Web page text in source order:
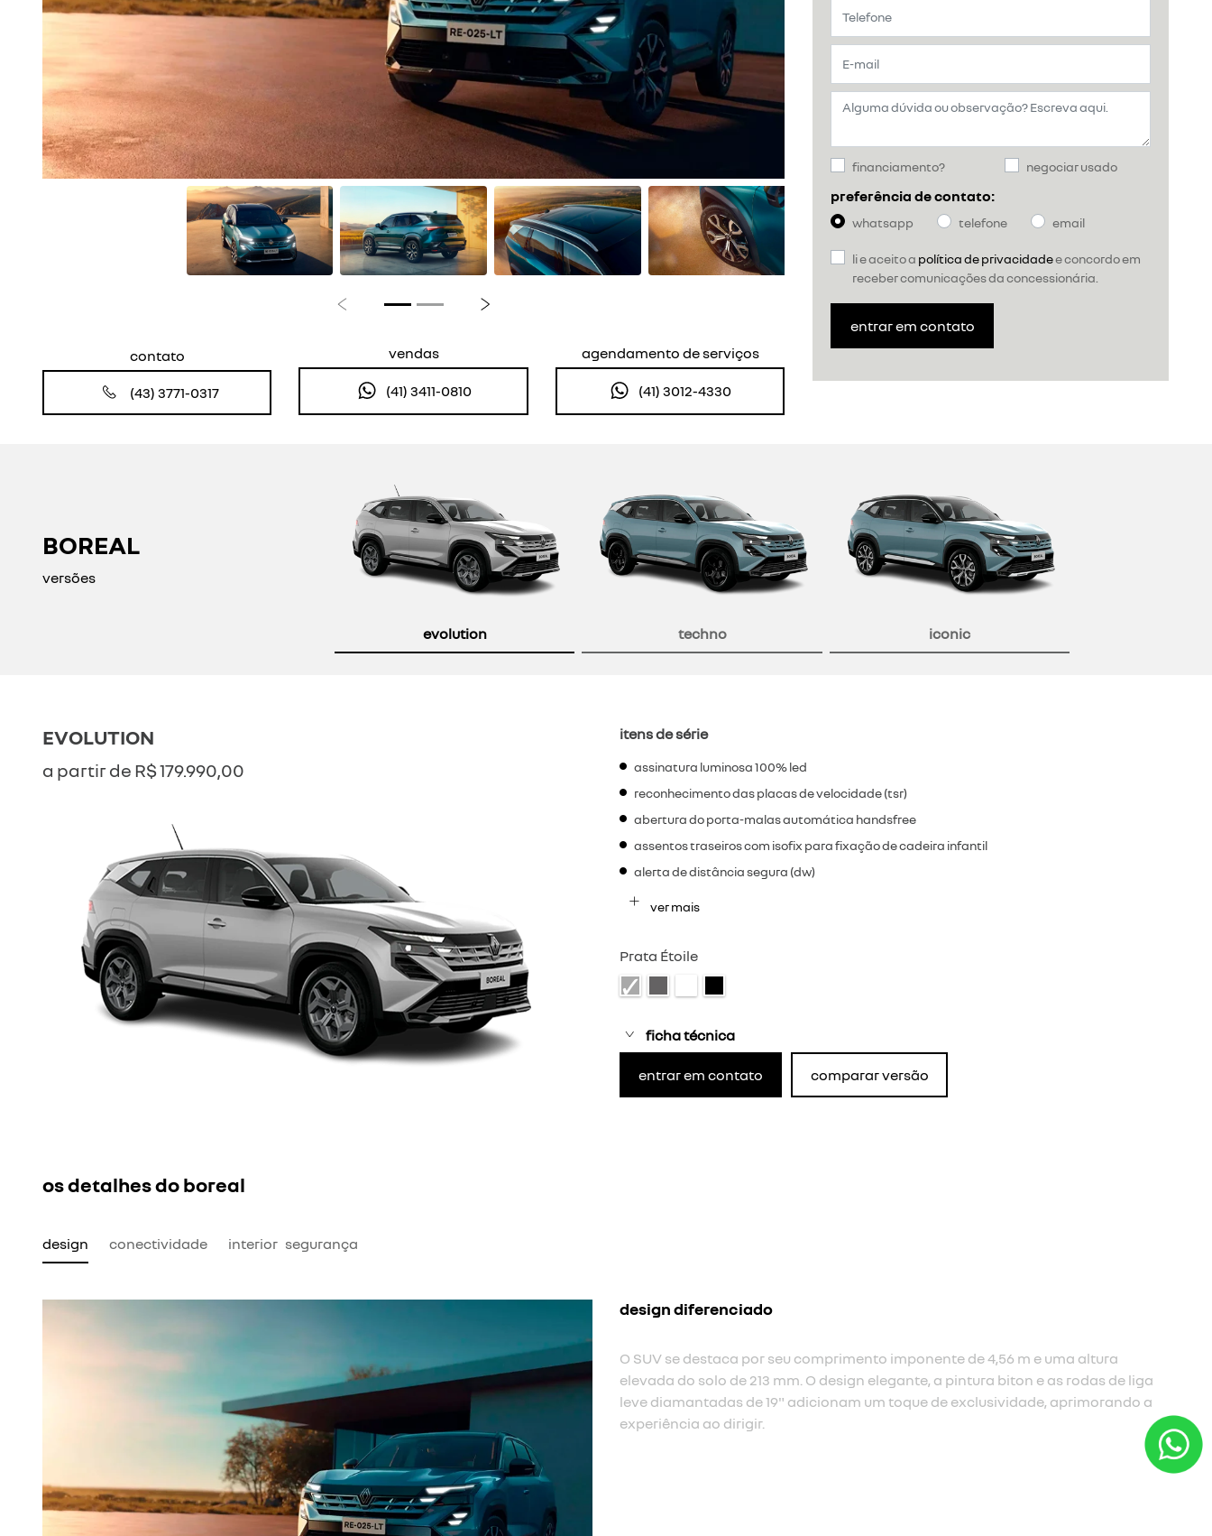
financiamento? negociar usado
preferência de contato:
whatsapp telefone email
li e aceito a política de privacidadee concordo em
receber comunicações da concessionária.
entrar em contato
Anterior Próximo
contato
(43) 3771-0317
vendas
(41) 3411-0810
agendamento de serviços
(41) 3012-4330
BOREAL
versões
evolution techno iconic
EVOLUTION
a partir de R$ 179.990,00
itens de série
assinatura luminosa 100% led
reconhecimento das placas de velocidade (tsr)
abertura do porta-malas automática handsfree
assentos traseiros com isofix para fixação de cadeira infantil
alerta de distância segura (dw)
ver mais
Prata Étoile
ficha técnica
entrar em contato comparar versão
os detalhes do boreal
design conectividade interior segurança
assinatura luminosa em full led
Assinatura luminosa em full LED com sequências de boas-vindas e despedida.